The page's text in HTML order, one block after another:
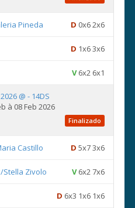
Pineda D 0x6 2x6
D 1x6 3x6
V6x2 6x1
@ - 14DS
à 08 Feb 2026
Finalizado
Castillo D 5x7 3x6
Zivolo V6x2 7x6
D 6x3 1x6 1x6